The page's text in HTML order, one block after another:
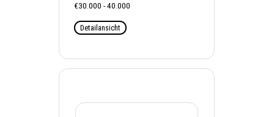
€30.000 - 40.000
Detailansicht